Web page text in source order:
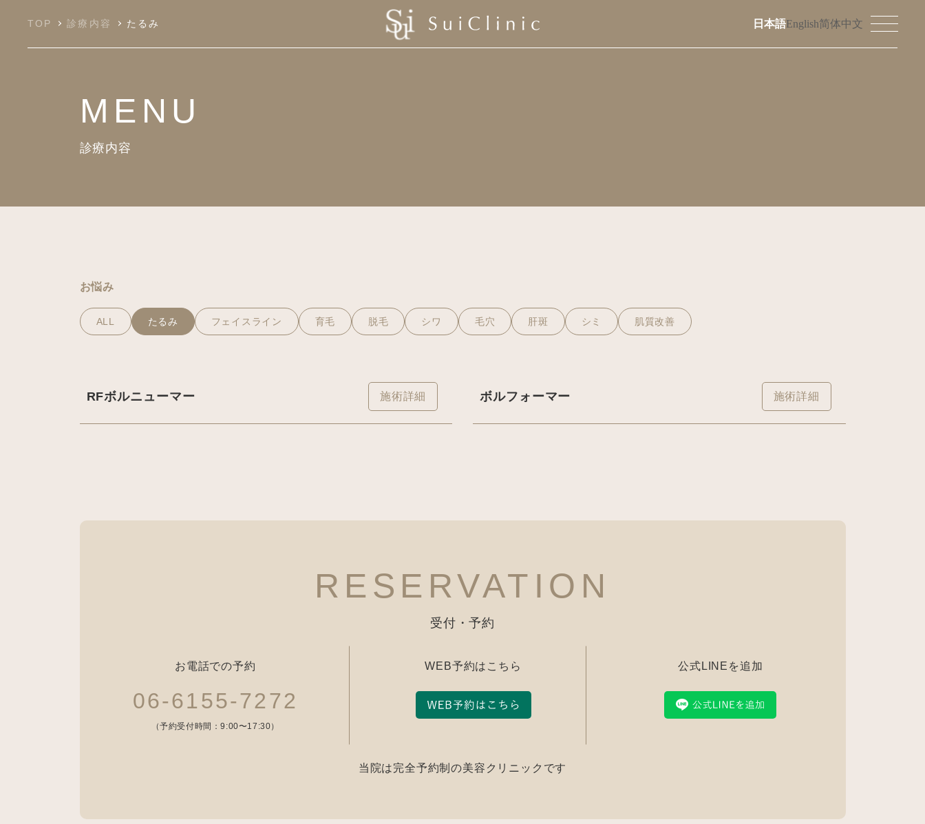
TOP 診療内容 たるみ 简体中文
English
日本語
MENU
診療内容
お悩み
ALL たるみ フェイスライン 育毛 脱毛 シワ 毛穴 肝斑 シミ 肌質改善
RFボルニューマー 施術詳細 ボルフォーマー 施術詳細
RESERVATION
受付・予約
お電話での予約
06-6155-7272
（予約受付時間：9:00〜17:30）
WEB予約はこちら 公式LINEを追加
当院は完全予約制の美容クリニックです